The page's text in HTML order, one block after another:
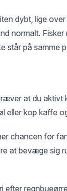
dybt, lige
normalt. Fisker
står på samme
at du aktivt
eller kop kaffe
chancen for
at bevæge sig